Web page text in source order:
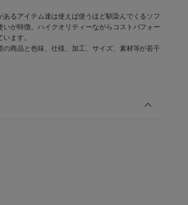
るアイテム達は使えば使うほど馴染んでくるソフ
いが特徴。ハイクオリティーながらコストパフォー
ます。
商品と色味、仕様、加工、サイズ、素材等が若干